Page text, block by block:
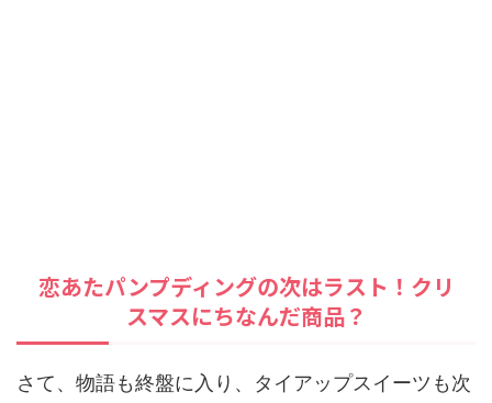
恋あたパンプディングの次はラスト！クリ
スマスにちなんだ商品？
さて、物語も終盤に入り、タイアップスイーツも次